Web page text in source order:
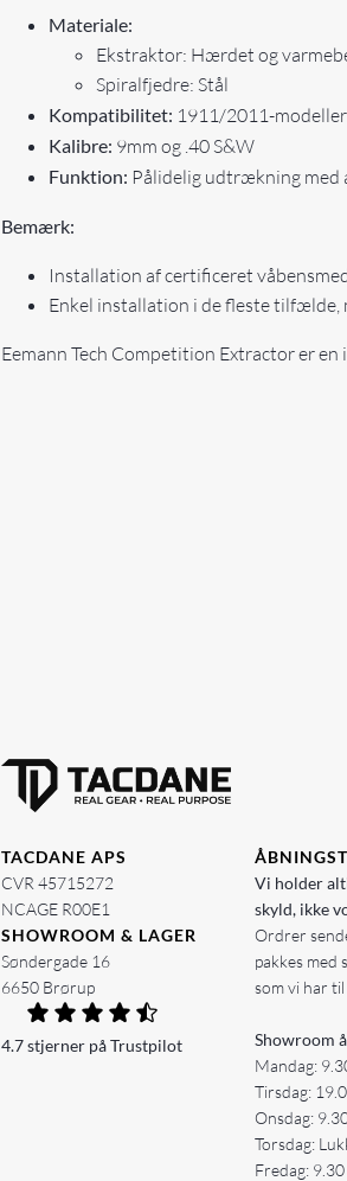
Materiale:
Ekstraktor: Hærdet og
Spiralfjedre: Stål
Kompatibilitet: 1911/2011-
Kalibre: 9mm og .40 S&W
Funktion: Pålidelig udtrækning
Bemærk:
Installation af certificeret
Enkel installation i de fleste
Eemann Tech Competition Extractor er
TACDANE APS
CVR 45715272
NCAGE R00E1
SHOWROOM & LAGER
Søndergade 16
6650 Brørup
4.7 stjerner på Trustpilot
Vi holder
skyld, ikke
Ordrer
pakkes med
som vi har
Showroom
Mandag:
Tirsdag:
Onsdag:
Torsdag:
Fredag: